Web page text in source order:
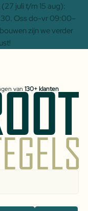
juli t/m 15 aug):
Oss do-vr 09:00–
zijn we verder
van 130+ klanten